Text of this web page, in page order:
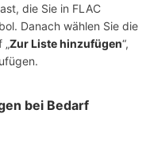
die Sie in FLAC
Danach wählen Sie die
„Zur Liste hinzufügen“,
bei Bedarf